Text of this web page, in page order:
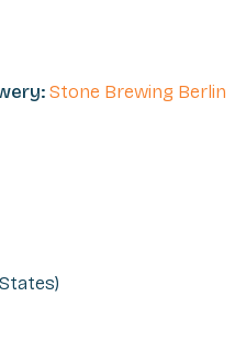
Stone Brewing Berlin